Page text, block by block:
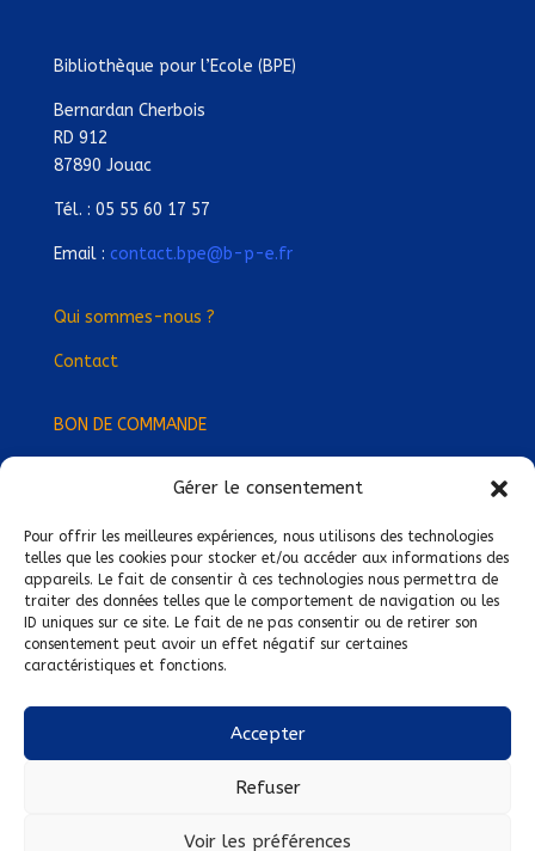
Gérer le consentement
Pour offrir les meilleures expériences, nous utilisons des technologies
telles que les cookies pour stocker et/ou accéder aux informations des
appareils. Le fait de consentir à ces technologies nous permettra de
traiter des données telles que le comportement de navigation ou les
ID uniques sur ce site. Le fait de ne pas consentir ou de retirer son
consentement peut avoir un effet négatif sur certaines
caractéristiques et fonctions.
Accepter
Refuser
Voir les préférences
Bibliothèque pour l’Ecole (BPE)
Bernardan Cherbois
RD 912
87890 Jouac
Tél. : 05 55 60 17 57
Email : contact.bpe@b-p-e.fr
Qui sommes-nous ?
Contact
BON DE COMMANDE
Devenez Délégué·e Régional·e !
Trouvez-nous près de chez vous !
Mentions légales
Conditions générales de vente
Politique de confidentialité